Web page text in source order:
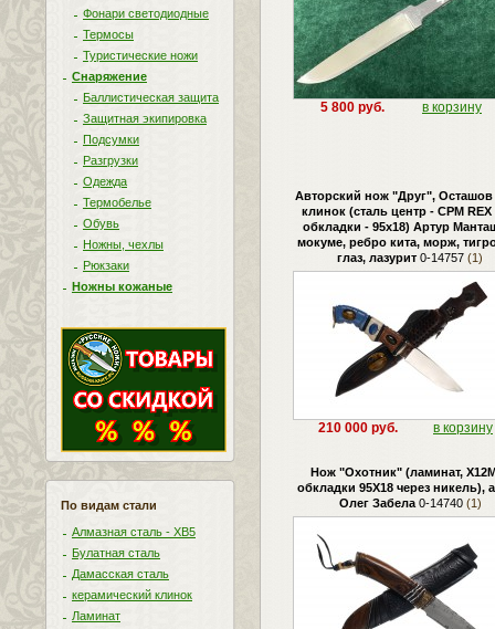
Фонари светодиодные
Термосы
Туристические ножи
Снаряжение
Баллистическая защита
Защитная экипировка
Подсумки
Разгрузки
Одежда
Термобелье
Обувь
Ножны, чехлы
Рюкзаки
Ножны кожаные
По видам стали
Алмазная сталь - ХВ5
Булатная сталь
Дамасская сталь
керамический клинок
Ламинат
5 800 руб. в корзину
Авторский нож "Друг",
клинок (сталь центр - CPM REX
обкладки - 95х18) Артур
мокуме, ребро кита, морж,
глаз, лазурит 0-14757 (1)
210 000 руб. в корзину
Нож "Охотник" (ламинат,
обкладки 95Х18 через никель),
Олег Забела0-14740(1)